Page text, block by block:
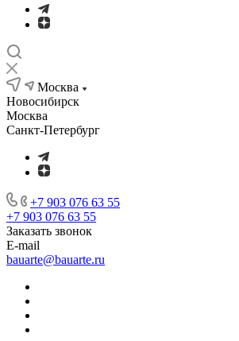
Москва
Новосибирск
Москва
Санкт-Петербург
+7 903 076 63 55
+7 903 076 63 55
Заказать звонок
E-mail
bauarte@bauarte.ru